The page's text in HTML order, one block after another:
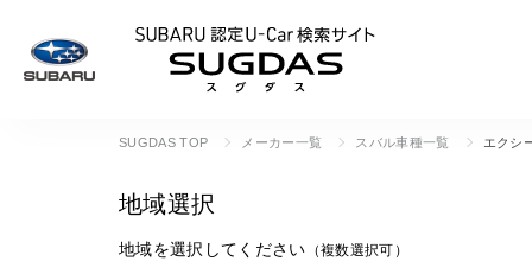
SUGDAS TOP メーカー一覧 スバル車種一覧 エクシ
地域選択
地域を選択してください （複数選択可）